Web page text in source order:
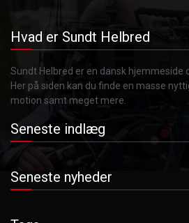
Hvad er Sundt Helbred
Sundt Helbred er en dansk hjemmeside
Her på siden kan du finde en masse
motion samt meget mere.
Seneste indlæg
Seneste nyheder